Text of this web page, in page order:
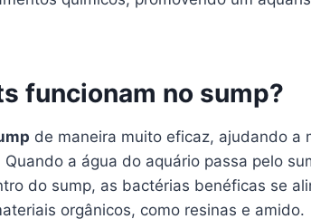
funcionam no sump?
de maneira muito eficaz, ajudando a
a água do aquário passa pelo
do sump, as bactérias benéficas se
orgânicos, como resinas e amido.